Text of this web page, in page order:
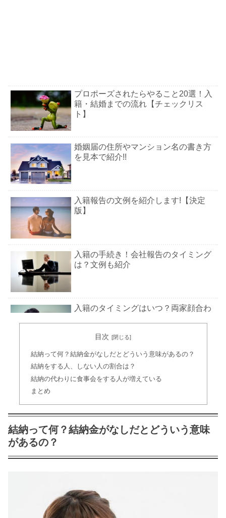
プロポーズされたらやること20選！入
籍・結婚までの流れ【チェックリス
ト】
婚姻届の住所やマンション名の書き方
を見本で紹介!!
入籍報告の文例を紹介します!【決定
版】
入籍の手続き！会社報告のタイミング
は？文例も紹介
入籍のタイミングはいつ？両家顔合わ
婚姻届の書き方！公務員やパートなど
職業欄の内容一覧も
両親に結婚の挨拶をする時のレストラ
ンはどこがいい?
入籍の日取りの決め方！夫婦運がUPす
目次
結納って何？結納金がなしだとどういう意味があるの？
結納をする人、しない人の割合は？
結納の代わりに食事会をする人が増えている
まとめ
結納って何？結納金がなしだとどういう意味
があるの？